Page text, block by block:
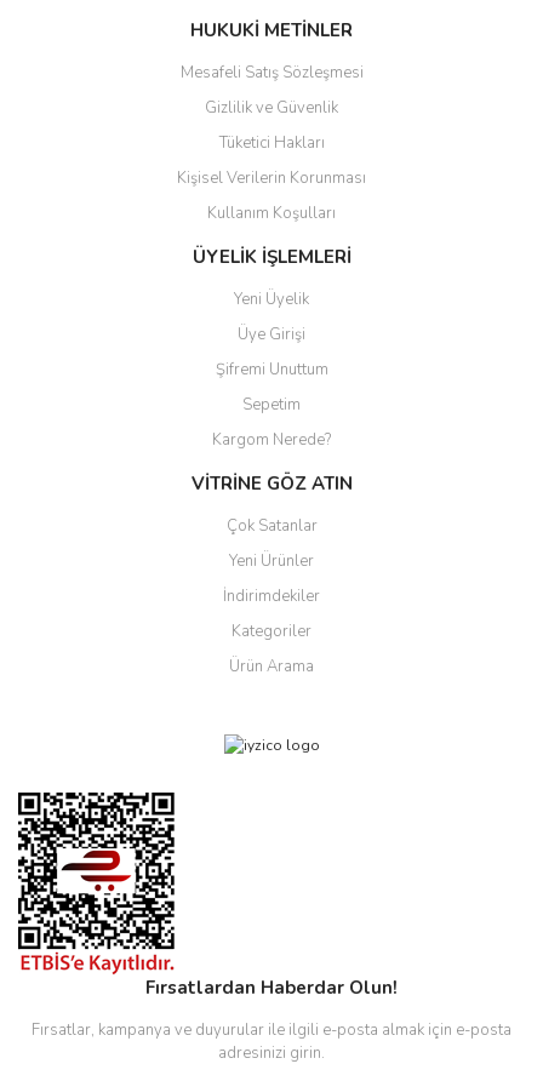
HUKUKİ METİNLER
Mesafeli Satış Sözleşmesi
Gizlilik ve Güvenlik
Tüketici Hakları
Kişisel Verilerin Korunması
Kullanım Koşulları
ÜYELİK İŞLEMLERİ
Yeni Üyelik
Üye Girişi
Şifremi Unuttum
Sepetim
Kargom Nerede?
VİTRİNE GÖZ ATIN
Çok Satanlar
Yeni Ürünler
İndirimdekiler
Kategoriler
Ürün Arama
Fırsatlardan Haberdar Olun!
Fırsatlar, kampanya ve duyurular ile ilgili e-posta almak için e-posta
adresinizi girin.